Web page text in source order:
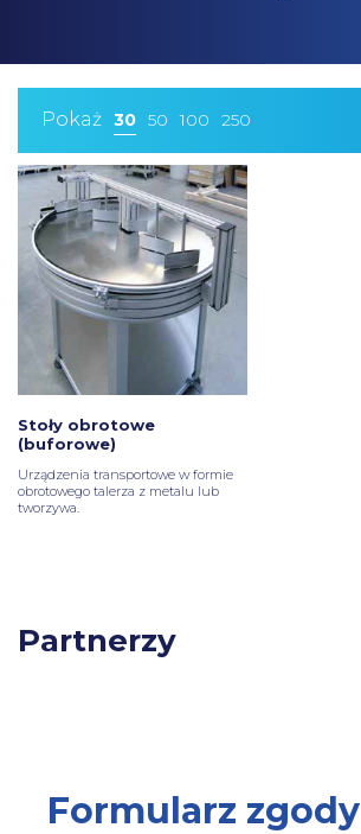
Pokaż 30 50 100 250
Stoły obrotowe
(buforowe)
Urządzenia transportowe w formie
obrotowego talerza z metalu lub
tworzywa.
Partnerzy
Formularz zgody